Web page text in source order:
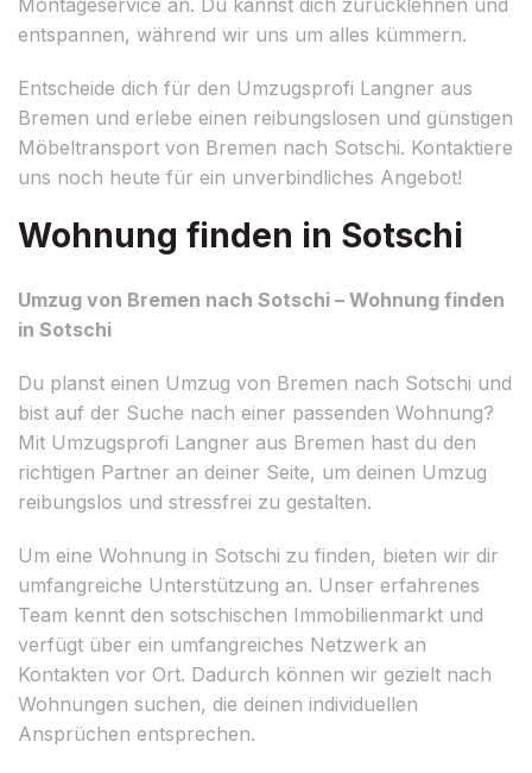
entspannen, während wir uns um alles kümmern.
Entscheide dich für den Umzugsprofi Langner aus
Bremen und erlebe einen reibungslosen und günstigen
Möbeltransport von Bremen nach Sotschi. Kontaktiere
uns noch heute für ein unverbindliches Angebot!
Wohnung finden in Sotschi
Umzug von Bremen nach Sotschi – Wohnung finden
in Sotschi
Du planst einen Umzug von Bremen nach Sotschi und
bist auf der Suche nach einer passenden Wohnung?
Mit Umzugsprofi Langner aus Bremen hast du den
richtigen Partner an deiner Seite, um deinen Umzug
reibungslos und stressfrei zu gestalten.
Um eine Wohnung in Sotschi zu finden, bieten wir dir
umfangreiche Unterstützung an. Unser erfahrenes
Team kennt den sotschischen Immobilienmarkt und
verfügt über ein umfangreiches Netzwerk an
Kontakten vor Ort. Dadurch können wir gezielt nach
Wohnungen suchen, die deinen individuellen
Ansprüchen entsprechen.